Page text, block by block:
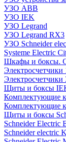
УЗО ABB
УЗО IEK
УЗО Legrand
УЗО Legrand RX3
УЗО Schneider
Systeme Electric
Шкафы и боксы.
Электросчетчики
Электросчетчики
Щиты и боксы
Комплектующие
Комплектующие
Щиты и боксы
Schneider Electric
Schneider electric